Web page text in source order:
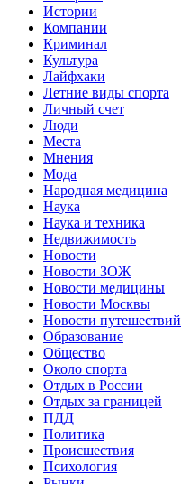
Истории
Компании
Криминал
Культура
Лайфхаки
Летние виды спорта
Личный счет
Люди
Места
Мнения
Мода
Народная медицина
Наука
Наука и техника
Недвижимость
Новости
Новости ЗОЖ
Новости медицины
Новости Москвы
Новости путешествий
Образование
Общество
Около спорта
Отдых в России
Отдых за границей
ПДД
Политика
Происшествия
Психология